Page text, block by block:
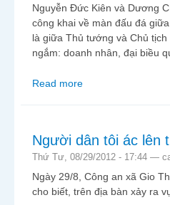
Nguyễn Đức Kiên và Dương
công khai về màn đấu đá
là giữa Thủ tướng và Chủ
ngắm: doanh nhân, đại biều
Read more
Người dân tôi ác lên
Thứ Tư, 08/29/2012 - 17:44 —
Ngày 29/8, Công an xã Gio
cho biết, trên địa bàn xảy ra